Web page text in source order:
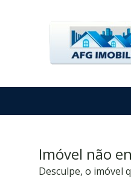
Imóvel não
Desculpe, o imóvel